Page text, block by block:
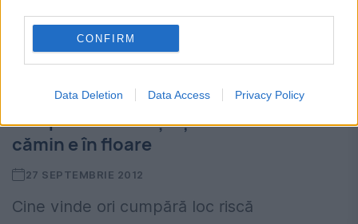
CONFIRM
Data Deletion Data Access Privacy Policy
Încep cazările! Bişniţa cu locuri în
cămin e în floare
27 SEPTEMBRIE 2012
Cine vinde ori cumpără loc riscă